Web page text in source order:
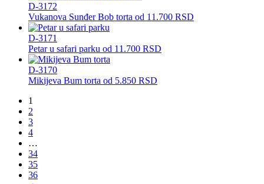
D-3172
Vukanova Sunđer Bob torta od 11.700 RSD
D-3171
Petar u safari parku od 11.700 RSD
D-3170
Mikijeva Bum torta od 5.850 RSD
1
2
3
4
…
34
35
36